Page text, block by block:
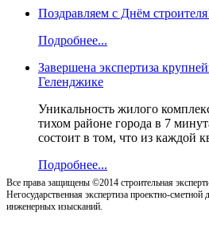
Поздравляем с Днём
Подробнее...
Завершена экспертиза
Геленджике
Уникальность жилого
тихом районе города в 7
состоит в том, что из каждой
Подробнее...
Все права защищены ©2014 строительная
Негосударственная экспертиза проектно-сметной
инженерных изысканий.